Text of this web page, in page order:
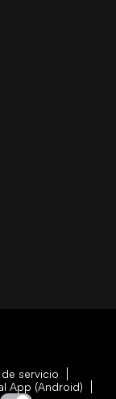
de servicio
App (Android)